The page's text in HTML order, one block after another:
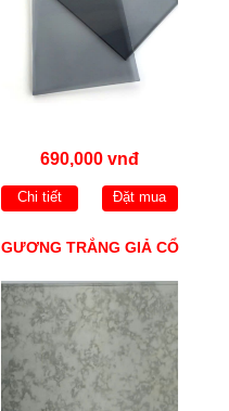
690,000 vnđ
Chi tiết Đặt mua
GƯƠNG TRẮNG GIẢ CỔ